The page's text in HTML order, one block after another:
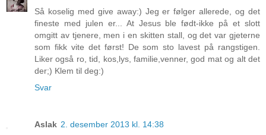
Så koselig med give away:) Jeg er følger allerede, og det
fineste med julen er... At Jesus ble født-ikke på et slott
omgitt av tjenere, men i en skitten stall, og det var gjeterne
som fikk vite det først! De som sto lavest på rangstigen.
Liker også ro, tid, kos,lys, familie,venner, god mat og alt det
der;) Klem til deg:)
Svar
Aslak 2. desember 2013 kl. 14:38